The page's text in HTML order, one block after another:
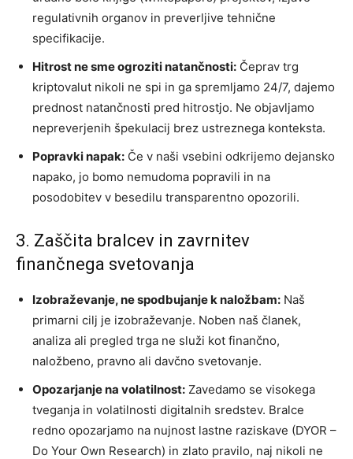
regulativnih organov in preverljive tehnične
specifikacije.
Hitrost ne sme ogroziti natančnosti: Čeprav trg
kriptovalut nikoli ne spi in ga spremljamo 24/7, dajemo
prednost natančnosti pred hitrostjo. Ne objavljamo
nepreverjenih špekulacij brez ustreznega konteksta.
Popravki napak: Če v naši vsebini odkrijemo dejansko
napako, jo bomo nemudoma popravili in na
posodobitev v besedilu transparentno opozorili.
3. Zaščita bralcev in zavrnitev
finančnega svetovanja
Izobraževanje, ne spodbujanje k naložbam: Naš
primarni cilj je izobraževanje. Noben naš članek,
analiza ali pregled trga ne služi kot finančno,
naložbeno, pravno ali davčno svetovanje.
Opozarjanje na volatilnost: Zavedamo se visokega
tveganja in volatilnosti digitalnih sredstev. Bralce
redno opozarjamo na nujnost lastne raziskave (DYOR –
Do Your Own Research) in zlato pravilo, naj nikoli ne